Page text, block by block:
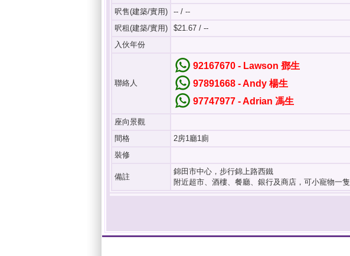
呎售(建築/實用)
-- / --
呎租(建築/實用)
$21.67 / --
入伙年份
聯絡人
92167670 - Lawson 鄧生
97891668 - Andy 楊生
97747977 - Adrian 馮生
座向景觀
間格
2房1廳1廁
裝修
備註
錦田市中心，步行錦上路西鐵
附近超市、酒樓、餐廳、銀行及商店，可小寵物一隻